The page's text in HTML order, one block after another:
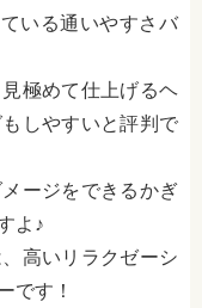
いる通いやすさバ
極めて仕上げるヘ
しやすいと評判で
ージをできるかぎ
よ♪
高いリラクゼーシ
です！